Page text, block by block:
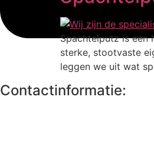
Spachtelputz is een
sterke, stootvaste
leggen we uit wat
Contactinformatie: